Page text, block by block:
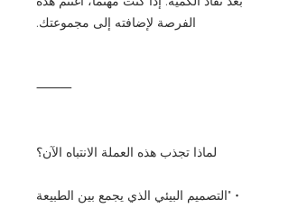
الفرصة لإضافته إلى مجموعتك.
⸻
لماذا تجذب هذه العملة الانتباه الآن؟
• "التصميم البيئي الذي يجمع بين الطبيعة